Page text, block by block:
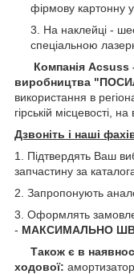
фірмову картонну
На наклейці -
спеціальною
Компанія Acsuss
виробництва
використання в
гірській місцевості, на
Дзвоніть і наші
1. Підтвердять Ваш
запчастину за
2. Запропонують
3. Оформлять
- МАКСИМАЛЬНО
Також є в
ходової: